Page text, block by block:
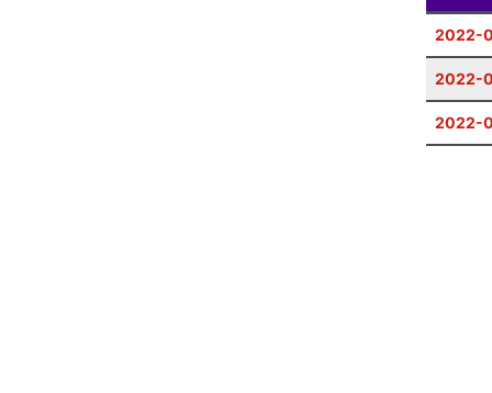
2022-
2022-
2022-